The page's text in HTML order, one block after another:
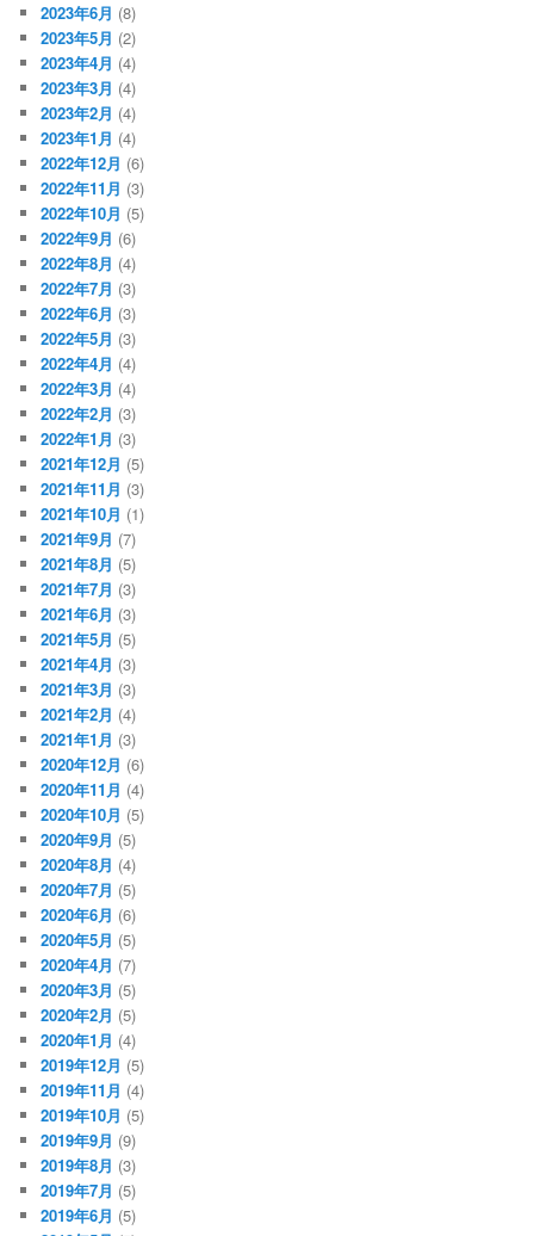
2023年6月 (8)
2023年5月 (2)
2023年4月 (4)
2023年3月 (4)
2023年2月 (4)
2023年1月 (4)
2022年12月 (6)
2022年11月 (3)
2022年10月 (5)
2022年9月 (6)
2022年8月 (4)
2022年7月 (3)
2022年6月 (3)
2022年5月 (3)
2022年4月 (4)
2022年3月 (4)
2022年2月 (3)
2022年1月 (3)
2021年12月 (5)
2021年11月 (3)
2021年10月 (1)
2021年9月 (7)
2021年8月 (5)
2021年7月 (3)
2021年6月 (3)
2021年5月 (5)
2021年4月 (3)
2021年3月 (3)
2021年2月 (4)
2021年1月 (3)
2020年12月 (6)
2020年11月 (4)
2020年10月 (5)
2020年9月 (5)
2020年8月 (4)
2020年7月 (5)
2020年6月 (6)
2020年5月 (5)
2020年4月 (7)
2020年3月 (5)
2020年2月 (5)
2020年1月 (4)
2019年12月 (5)
2019年11月 (4)
2019年10月 (5)
2019年9月 (9)
2019年8月 (3)
2019年7月 (5)
2019年6月 (5)